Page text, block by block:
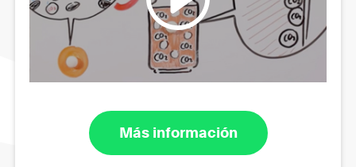
Más información